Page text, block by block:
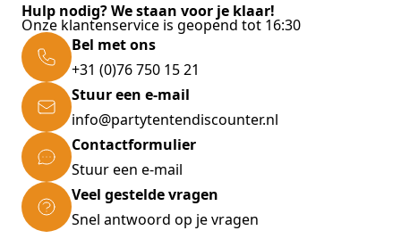
Hulp nodig? We staan voor je klaar!
Onze klantenservice is geopend tot 16:30
Bel met ons
+31 (0)76 750 15 21
Stuur een e-mail
info@partytentendiscounter.nl
Contactformulier
Stuur een e-mail
Veel gestelde vragen
Snel antwoord op je vragen